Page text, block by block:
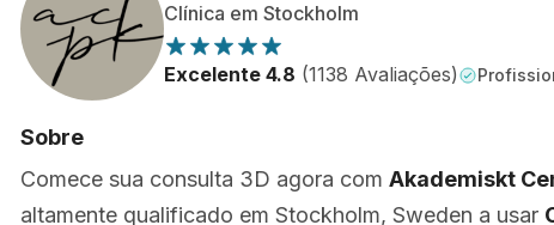
Clínica em Stockholm
Excelente 4.8 (1138 Avaliações)
Sobre
Comece sua consulta 3D agora com Akademiskt
altamente qualificado em Stockholm, Sweden a usar